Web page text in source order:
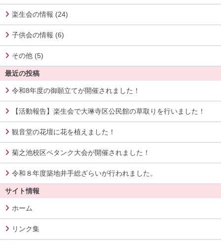
楽生会の情報 (24)
子供会の情報 (6)
その他 (5)
最近の投稿
令和8年度の御願立てが開催されました！
【活動報告】楽生会で大琳寺区公民館の草取りを行いました！
観音堂の花壇に花を植えました！
菊之池校区ペタンク大会が開催されました！
令和８年度築地井手総ざらいが行われました。
サイト情報
ホーム
リンク集